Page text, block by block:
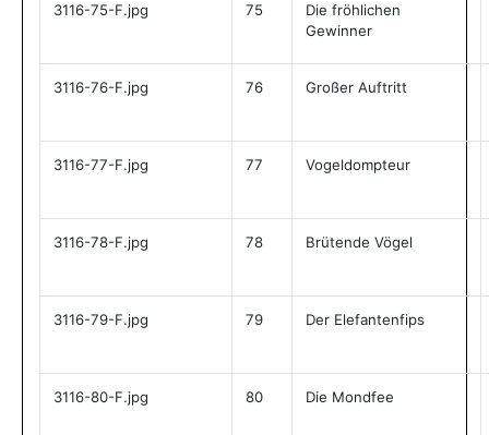
3116-75-F.jpg 75
Die fröhlichen
Gewinner
3116-76-F.jpg 76 Großer Auftritt
3116-77-F.jpg 77 Vogeldompteur
3116-78-F.jpg 78 Brütende Vögel
3116-79-F.jpg 79 Der Elefantenfips
3116-80-F.jpg 80 Die Mondfee